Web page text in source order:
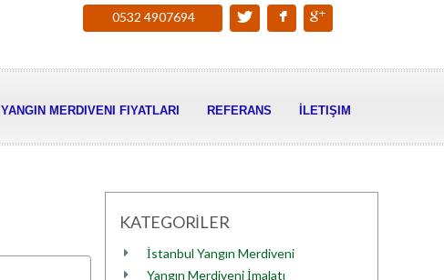
0532 4907694
YANGIN MERDIVENI FIYATLARI REFERANS İLETIŞIM
KATEGORİLER
İstanbul Yangın Merdiveni
Yangın Merdiveni İmalatı